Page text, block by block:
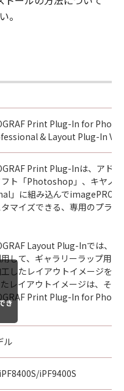
現状のまま』の
して、商品性及び
を含め、いかなる
会社、それらの販
諾ソフトウエア」
ずるいかなる損害
的または付随的な
れない）につい
のとします。例
連会社、それらの
る損害の可能性に
連会社、それらの販
ソフトウエア」の
客様と第三者との
いても、一切責任
」に関するキヤノ
らの販売代理店
あり、お客様の唯
。
Print Plug-In for
& Layout Plug-In
Print Plug-Inは、アド
フト「Photoshop」、キヤノ
」に組み込んで
マイズできる、専用のプラ
Layout Plug-Inでは、
して、ギャラリーラップ用
したレイアウトイメージを
レイアウトイメージは、その
Print Plug-In for
ル
iPF9400S
き